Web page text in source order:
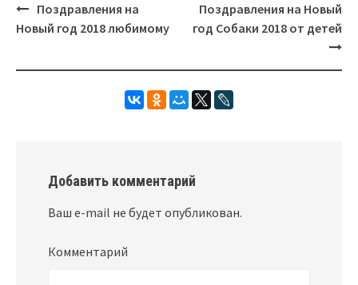
Post
Поздравления на
Новый год 2018 любимому
Поздравления на Новый
год Собаки 2018 от детей
Добавить комментарий
Ваш e-mail не будет опубликован.
Комментарий